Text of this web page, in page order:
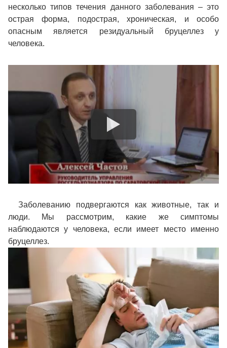
несколько типов течения данного заболевания – это
острая форма, подострая, хроническая, и особо
опасным является резидуальный бруцеллез у
человека.
Заболеванию подвергаются как животные, так и
люди. Мы рассмотрим, какие же симптомы
наблюдаются у человека, если имеет место именно
бруцеллез.